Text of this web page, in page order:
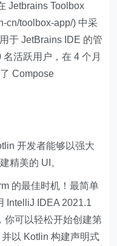
Jetbrains Toolbox
cn/toolbox-app/) 中采
于 JetBrains IDE 的管
活跃用户，在 4 个月
Compose
开发者能够以强大
精美的 UI。
的最佳时机！最简单
IntelliJ IDEA 2021.1
你可以轻松开始创建第
以 Kotlin 构建声明式